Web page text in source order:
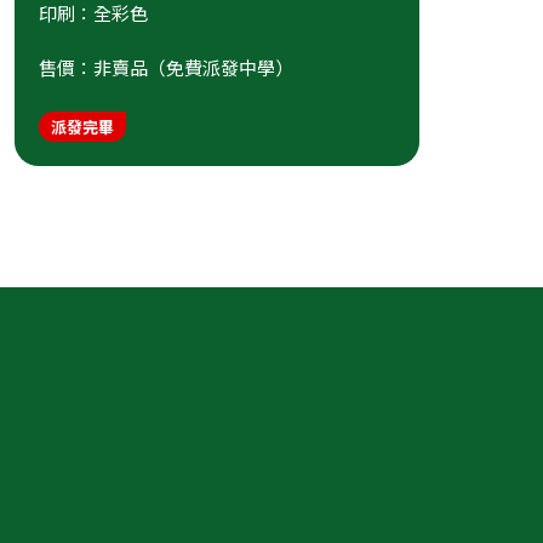
印刷：全彩色
售價：非賣品（免費派發中學）
派發完畢